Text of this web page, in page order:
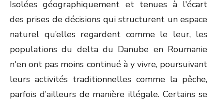
Isolées géographiquement et tenues à l'écart
des prises de décisions qui structurent un espace
naturel qu’elles regardent comme le leur, les
populations du delta du Danube en Roumanie
n'en ont pas moins continué à y vivre, poursuivant
leurs activités traditionnelles comme la pêche,
parfois d’ailleurs de manière illégale. Certains se